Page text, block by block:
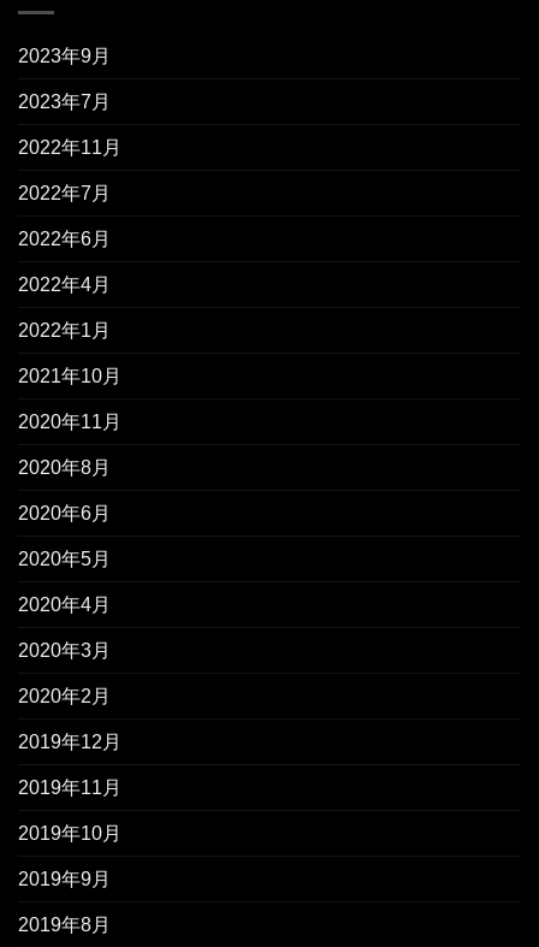
2023年9月
2023年7月
2022年11月
2022年7月
2022年6月
2022年4月
2022年1月
2021年10月
2020年11月
2020年8月
2020年6月
2020年5月
2020年4月
2020年3月
2020年2月
2019年12月
2019年11月
2019年10月
2019年9月
2019年8月